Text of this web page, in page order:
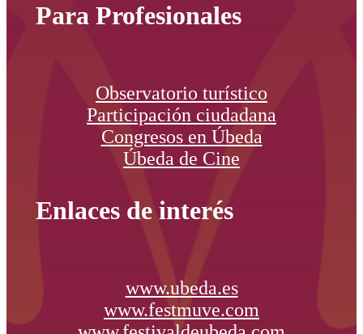
Para Profesionales
Observatorio turístico
Participación ciudadana
Congresos en Úbeda
Úbeda de Cine
Enlaces de interés
www.ubeda.es
www.festmuve.com